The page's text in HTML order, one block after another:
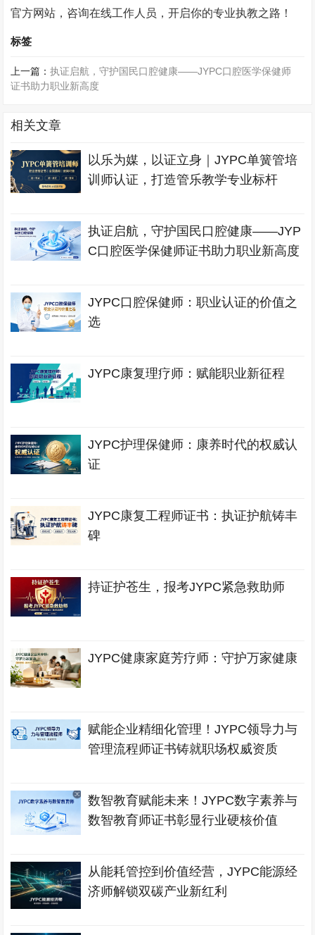
官方网站，咨询在线工作人员，开启你的专业执教之路！
标签
上一篇：执证启航，守护国民口腔健康——JYPC口腔医学保健师
证书助力职业新高度
相关文章
以乐为媒，以证立身｜JYPC单簧管培
训师认证，打造管乐教学专业标杆
执证启航，守护国民口腔健康——JYP
C口腔医学保健师证书助力职业新高度
JYPC口腔保健师：职业认证的价值之
选
JYPC康复理疗师：赋能职业新征程
JYPC护理保健师：康养时代的权威认
证
JYPC康复工程师证书：执证护航铸丰
碑
持证护苍生，报考JYPC紧急救助师
JYPC健康家庭芳疗师：守护万家健康
赋能企业精细化管理！JYPC领导力与
管理流程师证书铸就职场权威资质
数智教育赋能未来！JYPC数字素养与
数智教育师证书彰显行业硬核价值
从能耗管控到价值经营，JYPC能源经
济师解锁双碳产业新红利